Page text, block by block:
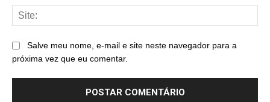
Salve meu nome, e-mail e site neste navegador para a
próxima vez que eu comentar.